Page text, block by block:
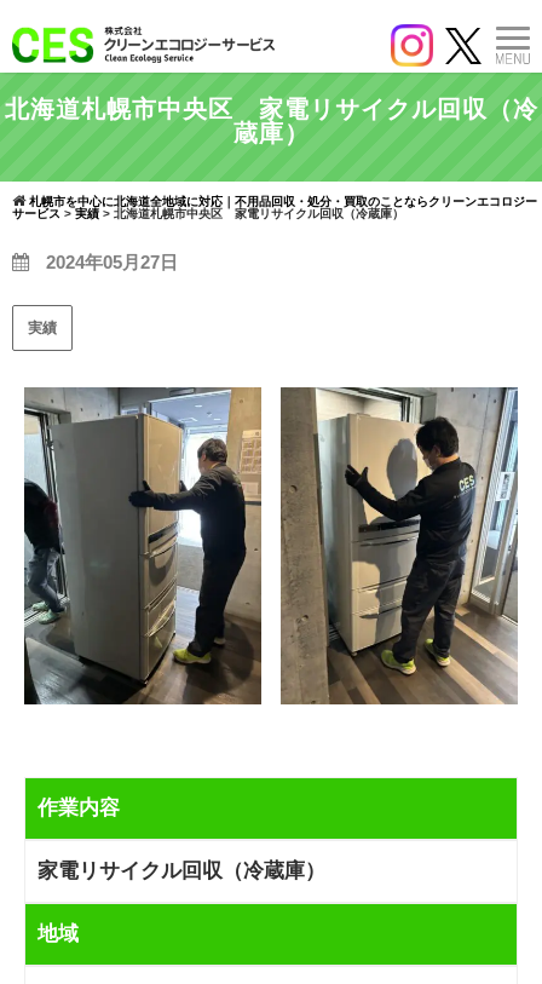
北海道札幌市中央区 家電リサイクル回収（冷
蔵庫）
札幌市を中心に北海道全地域に対応｜不用品回収・処分・買取のことならクリーンエコロジー
サービス > 実績 > 北海道札幌市中央区 家電リサイクル回収（冷蔵庫）
2024年05月27日
実績
作業内容
家電リサイクル回収（冷蔵庫）
地域